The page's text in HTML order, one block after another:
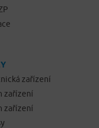
zařízení
zařízení
zařízení